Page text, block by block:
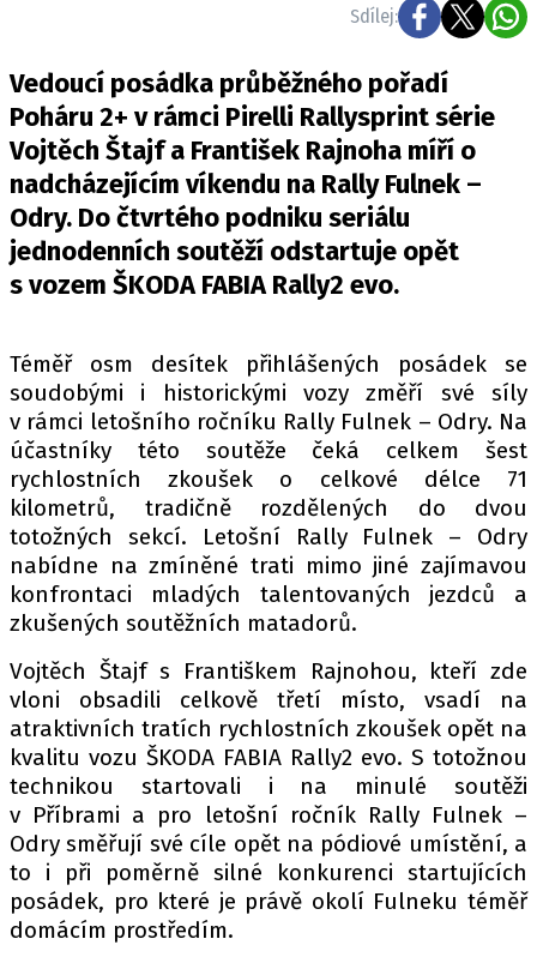
ELEKTRO
NOVINKY ZE SVĚTA EV
TESTY ELEKTROMOBILŮ
TRH S ELEKTROMOBILY
RALLY
OSTATNÍ
TISKOVKY
DAKAR
Z DOMOVA
ZE SVĚTA
MOTORSPORT
PIT LANE
ČEŠI V AKCI
FIA CEZ & POHÁRY
SLEDUJTE NÁS NA |
Máte příběh, fotku nebo video?
Pošlete e-mail na autoroad.cz
ETICKÝ KODEX
Sdílej:
Vedoucí posádka průběžného pořadí
Poháru 2+ v rámci Pirelli Rallysprint série
Vojtěch Štajf a František Rajnoha míří o
nadcházejícím víkendu na Rally Fulnek –
Odry. Do čtvrtého podniku seriálu
jednodenních soutěží odstartuje opět
s vozem ŠKODA FABIA Rally2 evo.
Téměř osm desítek přihlášených posádek se
soudobými i historickými vozy změří své síly
v rámci letošního ročníku Rally Fulnek – Odry. Na
účastníky této soutěže čeká celkem šest
rychlostních zkoušek o celkové délce 71
kilometrů, tradičně rozdělených do dvou
totožných sekcí. Letošní Rally Fulnek – Odry
nabídne na zmíněné trati mimo jiné zajímavou
konfrontaci mladých talentovaných jezdců a
zkušených soutěžních matadorů.
Vojtěch Štajf s Františkem Rajnohou, kteří zde
vloni obsadili celkově třetí místo, vsadí na
atraktivních tratích rychlostních zkoušek opět na
kvalitu vozu ŠKODA FABIA Rally2 evo. S totožnou
technikou startovali i na minulé soutěži
v Příbrami a pro letošní ročník Rally Fulnek –
Odry směřují své cíle opět na pódiové umístění, a
to i při poměrně silné konkurenci startujících
posádek, pro které je právě okolí Fulneku téměř
domácím prostředím.